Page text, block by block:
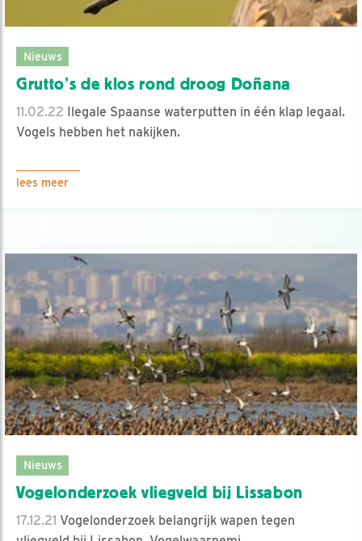
Nieuws
Grutto’s de klos rond droog Doñana
11.02.22 Ilegale Spaanse waterputten in één klap legaal.
Vogels hebben het nakijken.
lees meer
Nieuws
Vogelonderzoek vliegveld bij Lissabon
17.12.21 Vogelonderzoek belangrijk wapen tegen